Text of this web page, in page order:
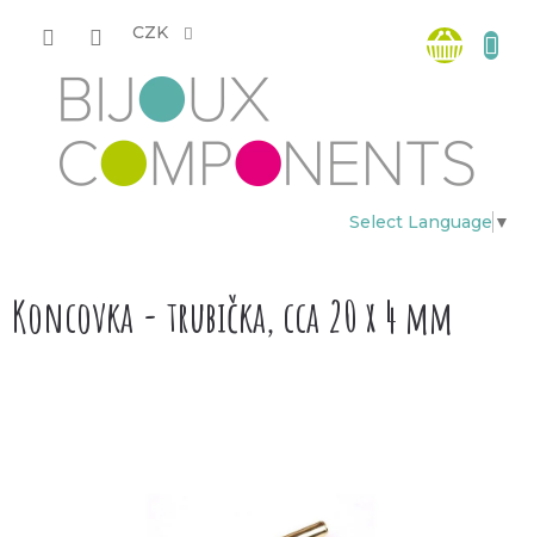
CZK
Select Language ▼
košík
Koncovka - trubička, cca 20 x 4 mm